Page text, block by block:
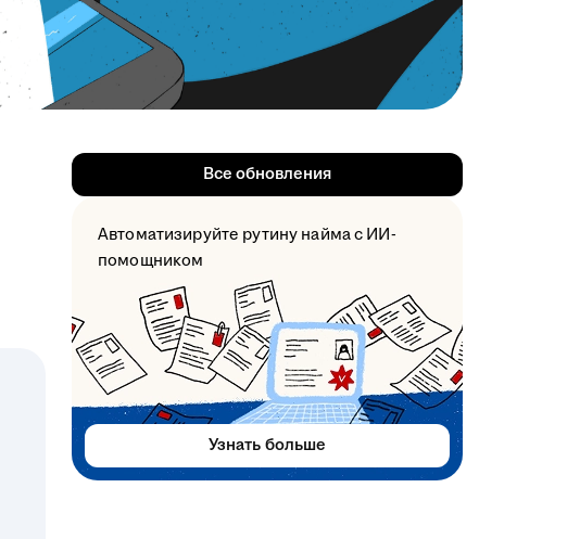
Все обновления
Автоматизируйте рутину найма с ИИ-
помощником
Узнать больше